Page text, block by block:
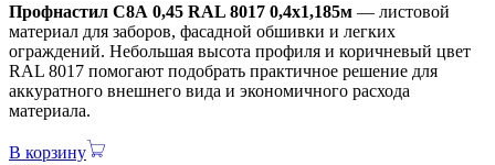
Профнастил С8А 0,45 RAL 8017 0,4х1,185м — листовой
материал для заборов, фасадной обшивки и легких
ограждений. Небольшая высота профиля и коричневый цвет
RAL 8017 помогают подобрать практичное решение для
аккуратного внешнего вида и экономичного расхода
материала.
В корзину